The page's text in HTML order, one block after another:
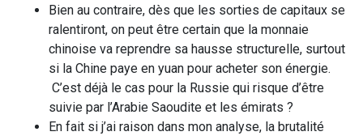
Bien au contraire, dès que les sorties de capitaux se
ralentiront, on peut être certain que la monnaie
chinoise va reprendre sa hausse structurelle, surtout
si la Chine paye en yuan pour acheter son énergie.
C’est déjà le cas pour la Russie qui risque d’être
suivie par l’Arabie Saoudite et les émirats ?
En fait si j’ai raison dans mon analyse, la brutalité